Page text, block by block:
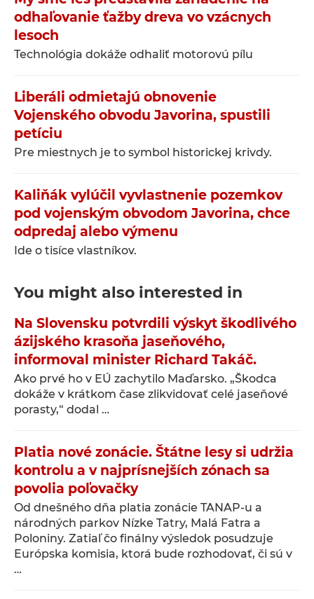
odhaľovanie ťažby dreva vo vzácnych
lesoch
Technológia dokáže odhaliť motorovú pílu
Liberáli odmietajú obnovenie
Vojenského obvodu Javorina, spustili
petíciu
Pre miestnych je to symbol historickej krivdy.
Kaliňák vylúčil vyvlastnenie pozemkov
pod vojenským obvodom Javorina, chce
odpredaj alebo výmenu
Ide o tisíce vlastníkov.
You might also interested in
Na Slovensku potvrdili výskyt škodlivého
ázijského krasoňa jaseňového,
informoval minister Richard Takáč.
Ako prvé ho v EÚ zachytilo Maďarsko. „Škodca
dokáže v krátkom čase zlikvidovať celé jaseňové
porasty,“ dodal …
Platia nové zonácie. Štátne lesy si udržia
kontrolu a v najprísnejších zónach sa
povolia poľovačky
Od dnešného dňa platia zonácie TANAP-u a
národných parkov Nízke Tatry, Malá Fatra a
Poloniny. Zatiaľ čo finálny výsledok posudzuje
Európska komisia, ktorá bude rozhodovať, či sú v
…